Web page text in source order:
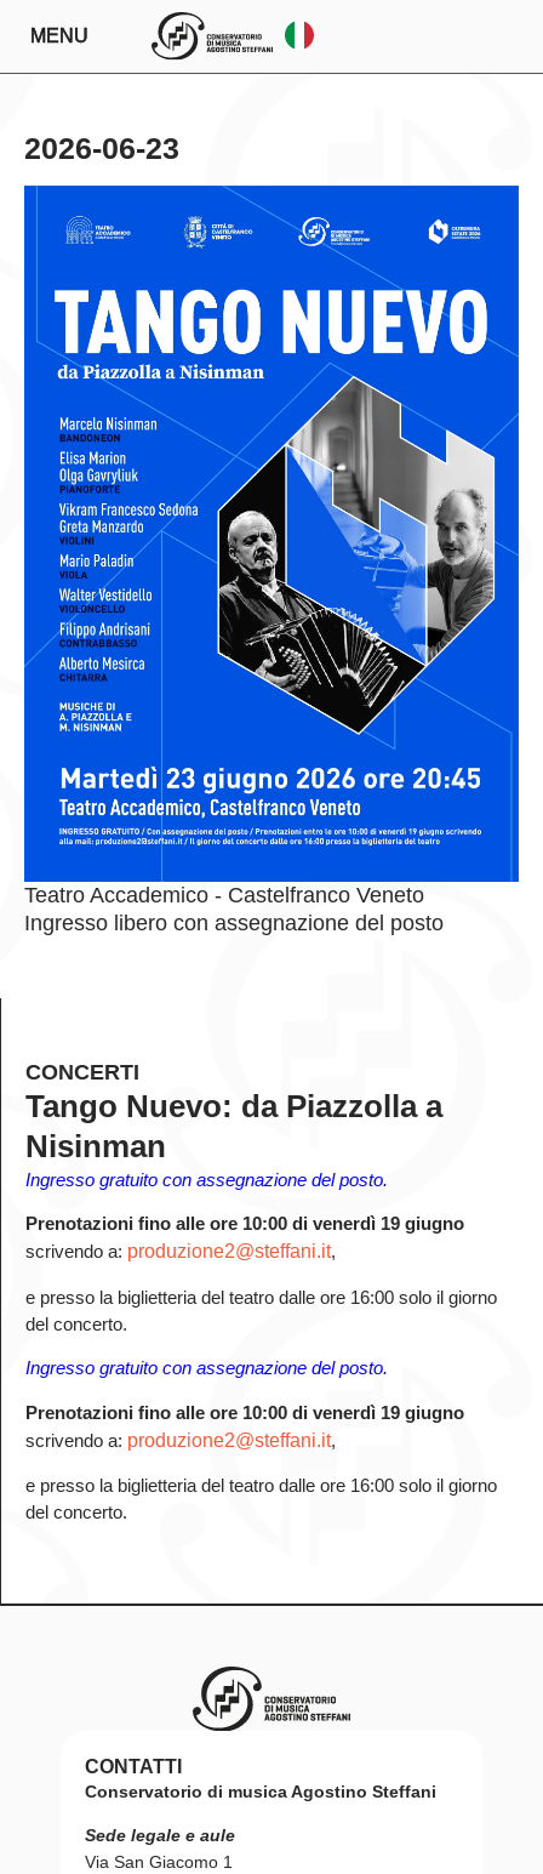
MENU
2026-06-23
Teatro Accademico - Castelfranco Veneto
Ingresso libero con assegnazione del posto
CONCERTI
Tango Nuevo: da Piazzolla a
Nisinman
Ingresso gratuito con assegnazione del posto.
Prenotazioni fino alle ore 10:00 di venerdì 19 giugno
scrivendo a: produzione2@steffani.it,
e presso la biglietteria del teatro dalle ore 16:00 solo il giorno
del concerto.
Ingresso gratuito con assegnazione del posto.
Prenotazioni fino alle ore 10:00 di venerdì 19 giugno
scrivendo a: produzione2@steffani.it,
e presso la biglietteria del teatro dalle ore 16:00 solo il giorno
del concerto.
CONTATTI
Conservatorio di musica Agostino Steffani
Sede legale e aule
Via San Giacomo 1